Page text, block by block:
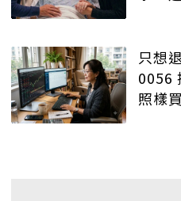
只想
0056
照樣買